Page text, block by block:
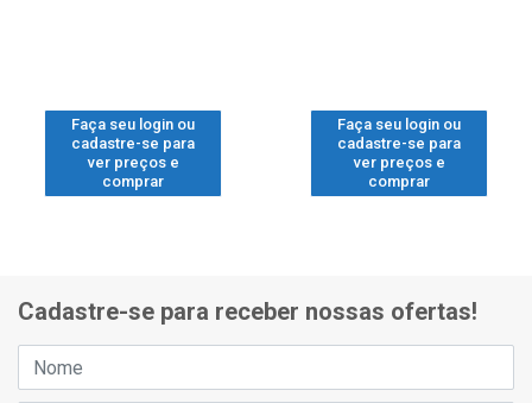
Faça seu login ou
cadastre-se para
ver preços e
comprar
Faça seu login ou
cadastre-se para
ver preços e
comprar
Cadastre-se para receber nossas ofertas!